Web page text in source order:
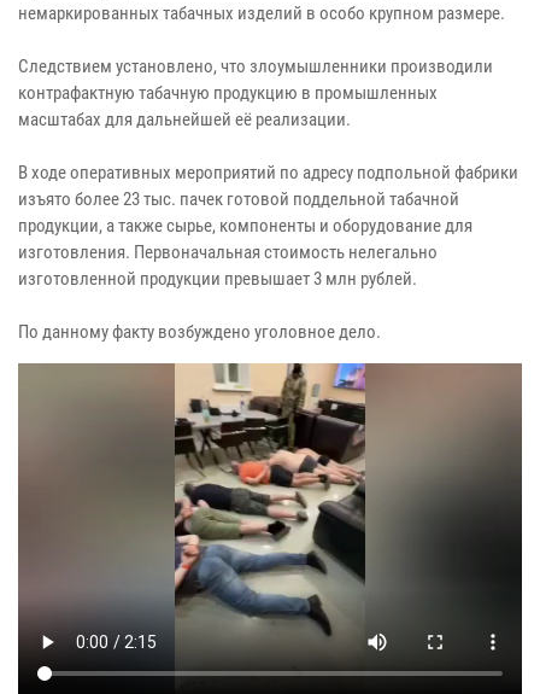
немаркированных табачных изделий в особо крупном размере.
Следствием установлено, что злоумышленники производили
контрафактную табачную продукцию в промышленных
масштабах для дальнейшей её реализации.
В ходе оперативных мероприятий по адресу подпольной фабрики
изъято более 23 тыс. пачек готовой поддельной табачной
продукции, а также сырье, компоненты и оборудование для
изготовления. Первоначальная стоимость нелегально
изготовленной продукции превышает 3 млн рублей.
По данному факту возбуждено уголовное дело.